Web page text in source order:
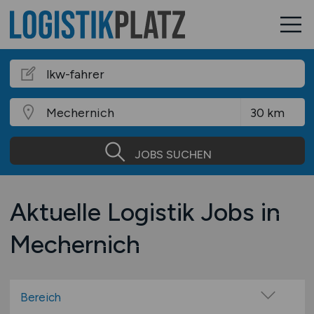
JOBS SUCHEN
Aktuelle Logistik Jobs in
Mechernich
Bereich